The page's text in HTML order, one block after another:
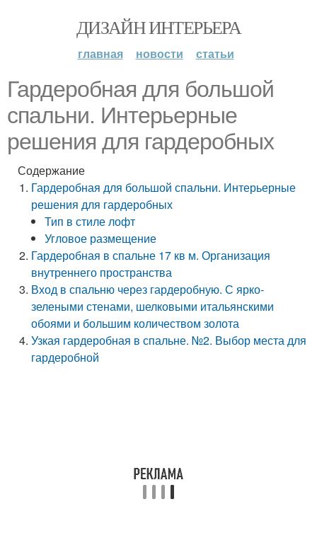
ДИЗАЙН ИНТЕРЬЕРА
главная новости статьи
Гардеробная для большой
спальни. Интерьерные
решения для гардеробных
Содержание
Гардеробная для большой спальни. Интерьерные
решения для гардеробных
Тип в стиле лофт
Угловое размещение
Гардеробная в спальне 17 кв м. Организация
внутреннего пространства
Вход в спальню через гардеробную. С ярко-
зелеными стенами, шелковыми итальянскими
обоями и большим количеством золота
Узкая гардеробная в спальне. №2. Выбор места для
гардеробной